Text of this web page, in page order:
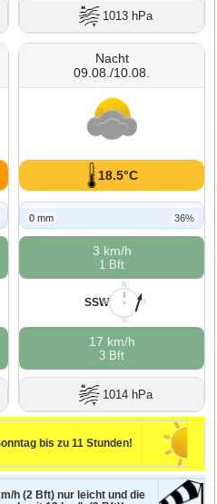
1013 hPa
Nacht
09.08./10.08.
18.5°C
0 mm 36%
3 km/h
1 Bft
N
O
S
W
SSW
17 km/h
3 Bft
1014 hPa
bis zu 11 Stunden!
h (2 Bft) nur leicht und die